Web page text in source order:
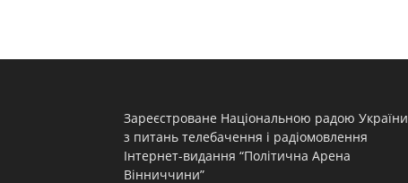
Зареєстроване Національною радою України
з питань телебачення і радіомовлення
Інтернет-видання “Політична Арена
Вінниччини”